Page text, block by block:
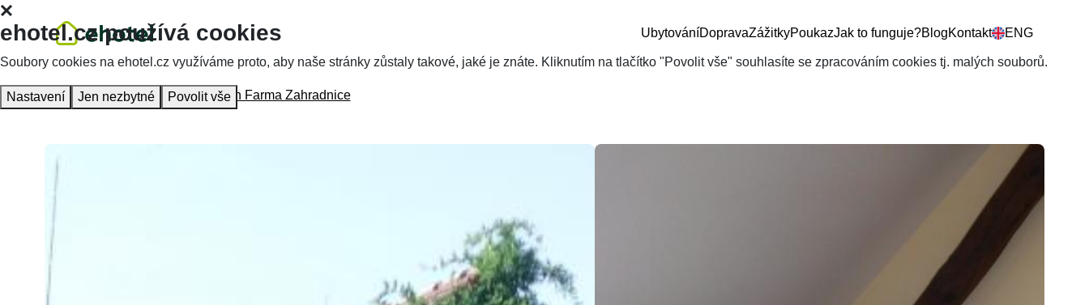
UbytováníDopravaZážitkyPoukazJak to funguje?BlogKontakt ENG
Hlavní stránka Ubytování Penzion Farma Zahradnice
ehotel.cz používá cookies
Soubory cookies na ehotel.cz využíváme proto, aby naše stránky zůstaly takové, jaké je znáte. Kliknutím na tlačítko "Povolit vše" souhlasíte se zpracováním cookies tj. malých souborů.
Nastavení Jen nezbytné Povolit vše